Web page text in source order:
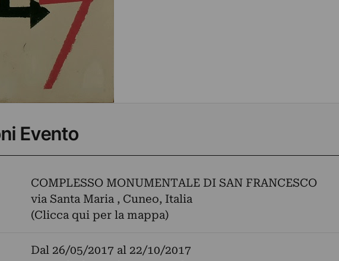
Evento
COMPLESSO MONUMENTALE DI SAN FRANCESCO
via Santa Maria , Cuneo, Italia
(Clicca qui per la mappa)
Dal 26/05/2017 al 22/10/2017